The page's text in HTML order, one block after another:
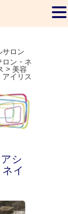
サロン
ロン・ネ
> 美容
イリス
シ
イ